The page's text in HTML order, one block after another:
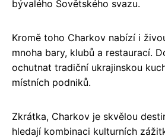
bývalého Sovětského svazu.
Kromě toho Charkov nabízí i
mnoha bary, klubů a restaurací.
ochutnat tradiční ukrajinskou
místních podniků.
Zkrátka, Charkov je skvělou
hledají kombinaci kulturních